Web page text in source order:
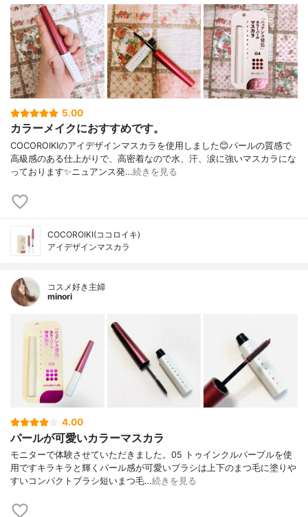
5.00
カラーメイクにおすすめです。
COCOROIKIのアイデザインマスカラを使用しました😊パールの質感で
高級感のある仕上がりで、高密着なので水、汗、涙に強いマスカラにな
っております✨ニュアンス発…続きを見る
COCOROIKI(ココロイキ)
アイデザインマスカラ
コスメ好き主婦
minori
4.00
パールが可愛いカラーマスカラ
モニターで体験させていただきました。05 トゥインクルパープルを使
用ですキラキラと輝くパール感が可愛いブラシは上下のまつ毛に塗りや
すいコンパクトブラシ短いまつ毛…続きを見る